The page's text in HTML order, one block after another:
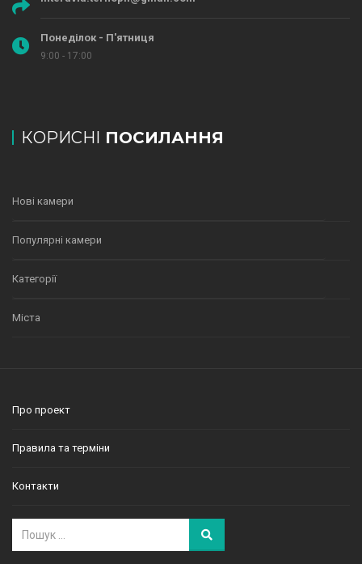
Понеділок - П'ятниця
9:00 - 17:00
КОРИСНІ ПОСИЛАННЯ
Нові камери
Популярні камери
Категорії
Міста
Про проект
Правила та терміни
Контакти